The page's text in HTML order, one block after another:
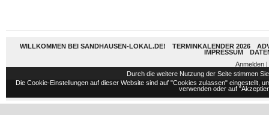
WILLKOMMEN BEI SANDHAUSEN-LOKAL.DE! TERMINKALENDER 2026
IMPRESSUM
Anmelden
Durch die weitere Nutzung der Seite stimmen
Die Cookie-Einstellungen auf dieser Website sind auf "Cookies zulassen" eingestellt,
verwenden oder auf